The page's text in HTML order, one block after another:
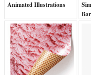
Animated Illustrations